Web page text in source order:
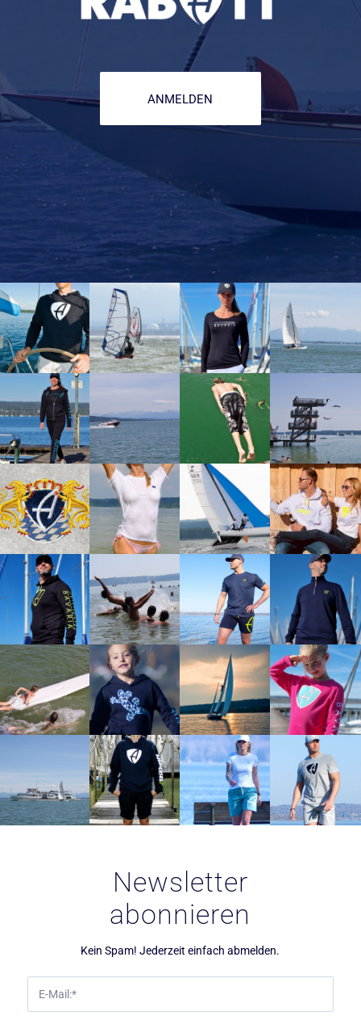
ANMELDEN
Newsletter
abonnieren
Kein Spam! Jederzeit einfach abmelden.